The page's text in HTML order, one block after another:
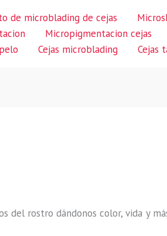
de microblading de cejas
Micropigmentacion cejas
Cejas microblading Cejas
del rostro dándonos color, vida y